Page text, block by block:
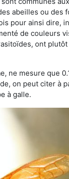
abeilles ou des
pour ainsi dire,
de couleurs
ont
ne mesure que
on peut citer à
à galle.